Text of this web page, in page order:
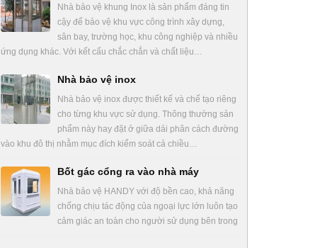
Nhà bảo vệ khung Inox là sản phẩm đáng tin
cậy để bảo vệ khu vực công trình xây dựng,
sân bay, trường học, khu công nghiệp và nhiều
ứng dụng khác. Với kết cấu chắc chắn và chất liệu…
Nhà bảo vệ inox
Nhà bảo vệ inox được thiết kế và chế tạo riêng
cho từng khu vực sử dụng. Thông thường sản
phẩm này hay đặt ở giữa dải phân cách đường
vào khu đô thị nhằm mục đích kiểm soát cả chiều…
Bốt gác cổng ra vào nhà máy
Nhà bảo vệ HANDY với độ bền cao, khả năng
chống chịu tác động của ngoại lực lớn luôn tạo
cảm giác an toàn cho người sử dụng bên trong